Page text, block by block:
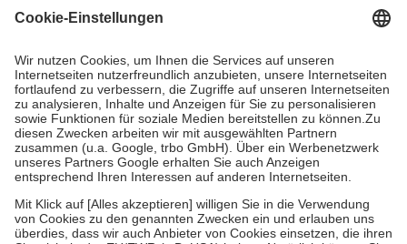
gesetzliche Krankenversicherung übernimmt in der Regel die
Kosten dafür, der Versicherte trägt einen Teil davon als Zuzahlung
Grundsätzlich leisten Mitglieder Zuzahlungen in Höhe von zehn
Prozent des Abgabepreises,mindestens jedochfünf Euround
höchstens zehn Euro.Es sind jedoch nie mehr als die tatsächlichen
Kosten der Leistung zu entrichten.
Diese Regeln gelten grundsätzlich auch für Online-Apotheken.
Bei Heilmitteln und häuslicher Krankenpflege beträgt die
Zuzahlung zehn Prozent der Kosten sowie zehn Euro je
Verordnung.
Um das Engagement der Versicherten für ihre eigene Gesundheit zu
stärken und die besondere Stellung der Familie zu unterstützen,